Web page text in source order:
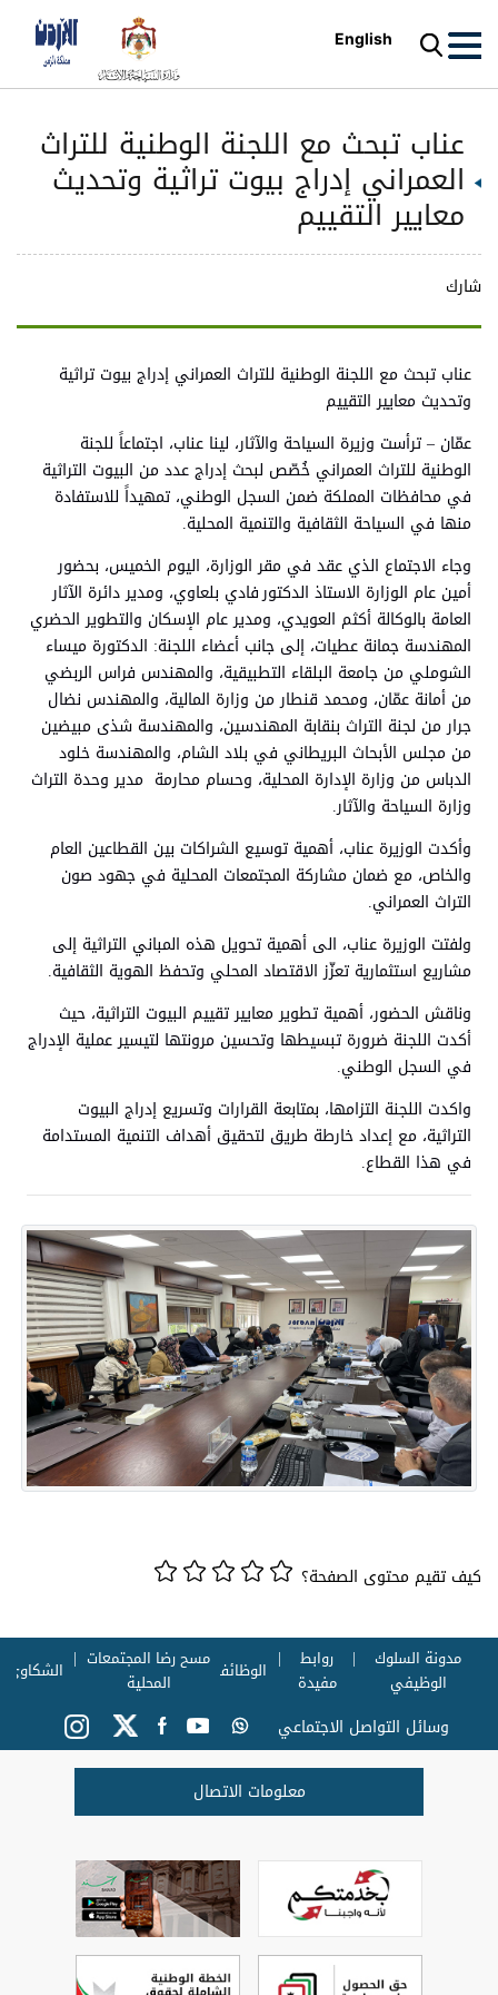
English
عناب تبحث مع اللجنة الوطنية للتراث
العمراني إدراج بيوت تراثية وتحديث
معايير التقييم
شارك
عناب تبحث مع اللجنة الوطنية للتراث العمراني إدراج بيوت تراثية
وتحديث معايير التقييم
عمّان – ترأست وزيرة السياحة والآثار، لينا عناب، اجتماعاً للجنة
الوطنية للتراث العمراني خُصّص لبحث إدراج عدد من البيوت التراثية
في محافظات المملكة ضمن السجل الوطني، تمهيداً للاستفادة
منها في السياحة الثقافية والتنمية المحلية.
وجاء الاجتماع الذي عقد في مقر الوزارة، اليوم الخميس، بحضور
أمين عام الوزارة الاستاذ الدكتور فادي بلعاوي، ومدير دائرة الآثار
العامة بالوكالة أكثم العويدي، ومدير عام الإسكان والتطوير الحضري
المهندسة جمانة عطيات، إلى جانب أعضاء اللجنة: الدكتورة ميساء
الشوملي من جامعة البلقاء التطبيقية، والمهندس فراس الربضي
من أمانة عمّان، ومحمد قنطار من وزارة المالية، والمهندس نضال
جرار من لجنة التراث بنقابة المهندسين، والمهندسة شذى مبيضين
من مجلس الأبحاث البريطاني في بلاد الشام، والمهندسة خلود
الدباس من وزارة الإدارة المحلية، وحسام محارمة مدير وحدة التراث
وزارة السياحة والآثار.
وأكدت الوزيرة عناب، أهمية توسيع الشراكات بين القطاعين العام
والخاص، مع ضمان مشاركة المجتمعات المحلية في جهود صون
التراث العمراني.
ولفتت الوزيرة عناب، الى أهمية تحويل هذه المباني التراثية إلى
مشاريع استثمارية تعزّز الاقتصاد المحلي وتحفظ الهوية الثقافية.
وناقش الحضور، أهمية تطوير معايير تقييم البيوت التراثية، حيث
أكدت اللجنة ضرورة تبسيطها وتحسين مرونتها لتيسير عملية الإدراج
في السجل الوطني.
واكدت اللجنة التزامها، بمتابعة القرارات وتسريع إدراج البيوت
التراثية، مع إعداد خارطة طريق لتحقيق أهداف التنمية المستدامة
في هذا القطاع.
كيف تقيم محتوى الصفحة؟
مدونة السلوك
الوظيفي
روابط
مفيدة
الوظائف مسح رضا المجتمعات
المحلية
الشكاوي
وسائل التواصل الاجتماعي
معلومات الاتصال